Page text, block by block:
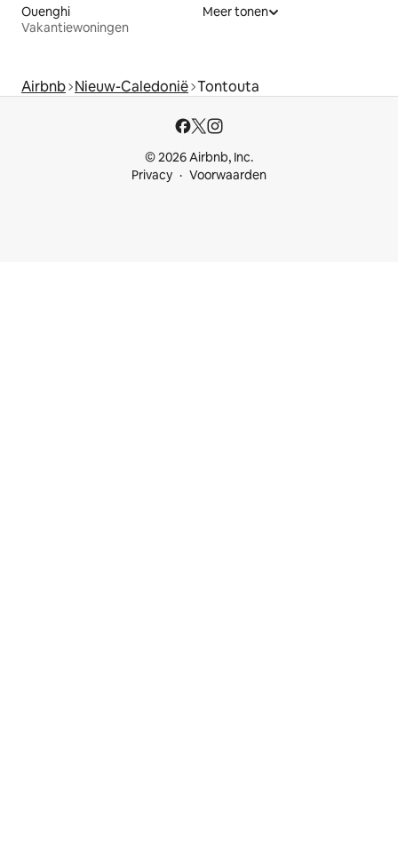
Ouenghi
Vakantiewoningen
Meer tonen
Airbnb Nieuw-Caledonië Tontouta
© 2026 Airbnb, Inc.
Privacy
Voorwaarden